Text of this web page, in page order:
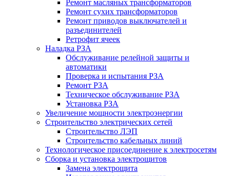
Ремонт масляных трансформаторов
Ремонт сухих трансформаторов
Ремонт приводов выключателей и
разъединителей
Ретрофит ячеек
Наладка РЗА
Обслуживание релейной защиты и
автоматики
Проверка и испытания РЗА
Ремонт РЗА
Техническое обслуживание РЗА
Установка РЗА
Увеличение мощности электроэнергии
Строительство электрических сетей
Строительство ЛЭП
Строительство кабельных линий
Технологическое присоединение к электросетям
Сборка и установка электрощитов
Замена электрощита